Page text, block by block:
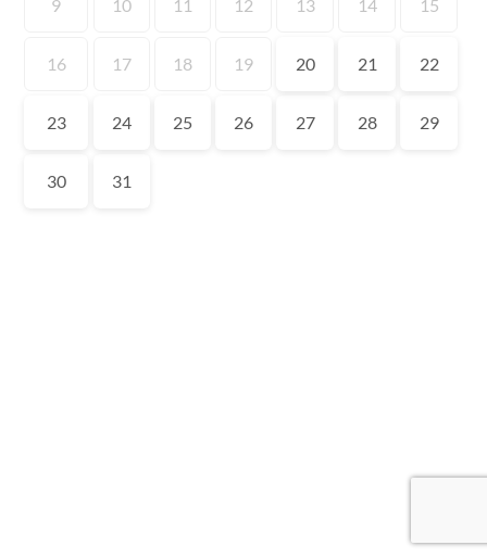
9 10 11 12 13 14 15
16 17 18 19 20 21 22
23 24 25 26 27 28 29
30 31